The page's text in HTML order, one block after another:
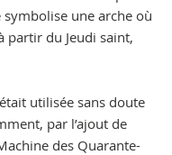
symbolise une arche où
partir du Jeudi saint,
utilisée sans doute
par l’ajout de
des Quarante-